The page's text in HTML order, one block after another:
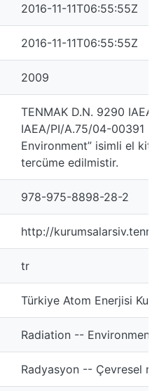
2016-11-11T06:55:55Z
2016-11-11T06:55:55Z
2009
TENMAK D.N. 9290
IAEA/PI/A.75/04-00391
Environment” isimli el
tercüme edilmistir.
978-975-8898-28-2
http://
tr
Türkiye Atom Enerjisi
Radiation --
Radyasyon -- Çevresel